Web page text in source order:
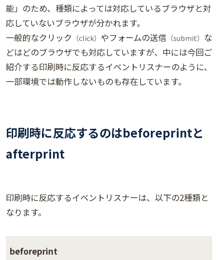
能」のため、種類によっては対応しているブラウザと対
応していないブラウザが分かれます。
一般的なクリック （click） やフォームの送信 （submit） な
どはどのブラウザでも対応していますが、中には今回ご
紹介する印刷時に反応するイベントリスナーのように、
一部環境では動作しないものも存在しています。
印刷時に反応するのはbeforeprintと
afterprint
印刷時に反応するイベントリスナーは、以下の2種類と
なります。
beforeprint